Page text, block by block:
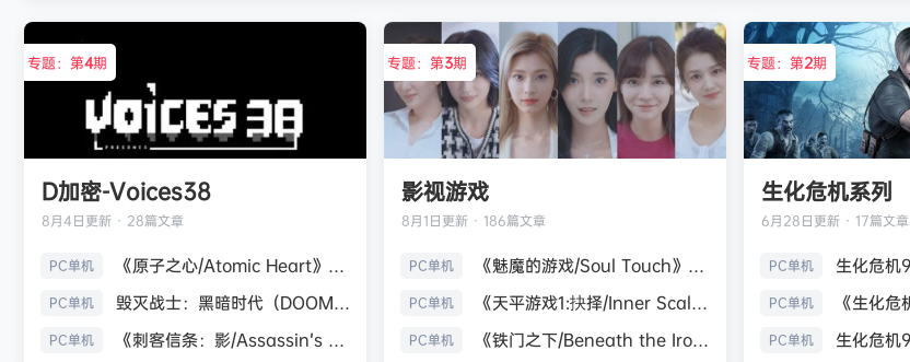
专题：第4期
D加密-Voices38
8月4日更新 · 28篇文章
PC单机 《原子之心/Atomic Heart》免安装中文版
PC单机 毁灭战士：黑暗时代（DOOM: The Dark Ages）免安装中文版
PC单机 《刺客信条：影/Assassin’s Creed Shadows》免安装版，非虚拟机
专题：第3期
影视游戏
8月1日更新 · 186篇文章
PC单机 《魅魔的游戏/Soul Touch》免安装中文版
PC单机 《天平游戏1:抉择/Inner Scales 1：Choice》免安装中文版
PC单机 《铁门之下/Beneath the Iron Gate》免安装中文版
专题：第2期
生化危机系列
6月28日更新 · 17篇文章
PC单机
PC单机
PC单机